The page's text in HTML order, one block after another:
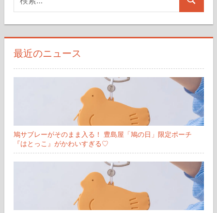
り
索
対
象:
検
最近のニュース
鳩サブレーがそのまま入る！ 豊島屋「鳩の日」限定ポーチ
『はとっこ』がかわいすぎる♡